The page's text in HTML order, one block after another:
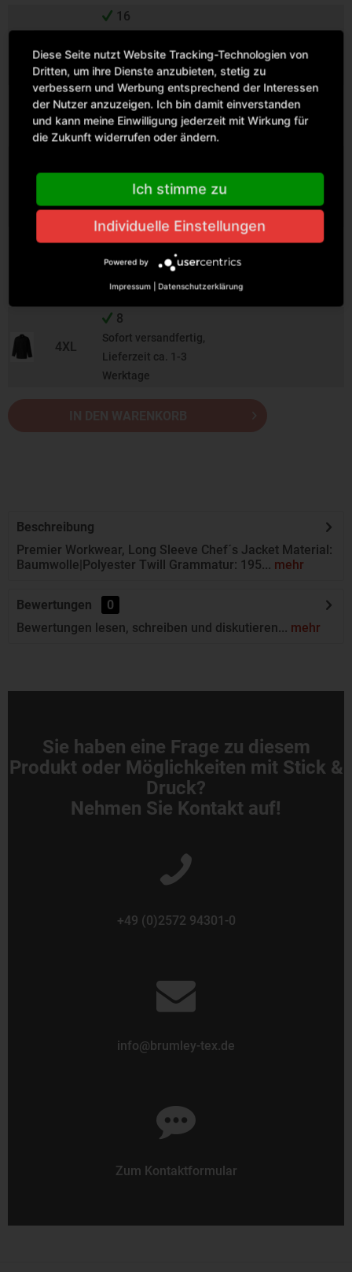
16
Lieferzeit ca. 1-3
Werktage
XL
Liefertermin
erhalten Sie mit der
Auftragsbestätigung
Sofort versandfertig,
Lieferzeit ca. 1-3
Sofort versandfertig,
Werktage
4XL
8
Sofort versandfertig,
Lieferzeit ca. 1-3
Werktage
Beschreibung
Premier Workwear, Long Sleeve Chef´s Jacket Material:
Baumwolle|Polyester Twill Grammatur: 195... mehr
Bewertungen
0
Bewertungen lesen, schreiben und diskutieren... mehr
Sie haben eine Frage zu diesem
Produkt oder Möglichkeiten mit Stick &
Druck?
Nehmen Sie Kontakt auf!
+49 (0)2572 94301-0
info@brumley-tex.de
Zum Kontaktformular
Diese Seite nutzt Website Tracking-Technologien von
Dritten, um ihre Dienste anzubieten, stetig zu
verbessern und Werbung entsprechend der Interessen
der Nutzer anzuzeigen. Ich bin damit einverstanden
und kann meine Einwilligung jederzeit mit Wirkung für
die Zukunft widerrufen oder ändern.
Ich stimme zu
Individuelle Einstellungen
Powered by
Impressum Datenschutzerklärung